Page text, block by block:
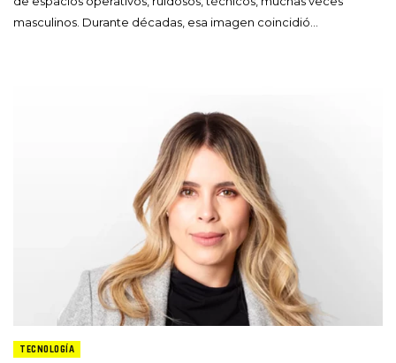
masculinos. Durante décadas, esa imagen coincidió…
TECNOLOGÍA